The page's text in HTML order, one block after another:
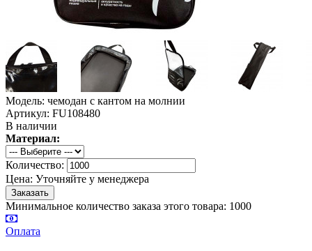
Модель: чемодан с кантом на молнии
Артикул: FU108480
В наличии
Материал:
Количество:
Цена: Уточняйте у менеджера
Минимальное количество заказа этого товара: 1000
Оплата